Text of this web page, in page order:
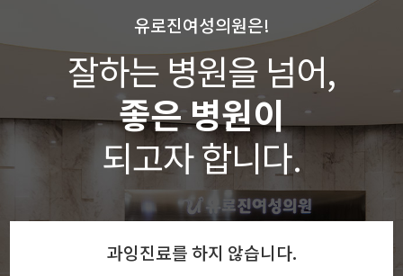
유로진여성의원은!
잘하는 병원을 넘어,
좋은 병원이
되고자 합니다.
과잉진료를 하지 않습니다.